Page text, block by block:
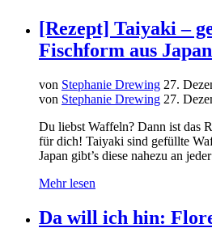
[Rezept] Taiyaki –
Fischform aus Japan
von Stephanie Drewing 27.
von Stephanie Drewing 27.
Du liebst Waffeln? Dann ist das
für dich! Taiyaki sind gefüllte
Japan gibt’s diese nahezu an
Mehr lesen
Da will ich hin: